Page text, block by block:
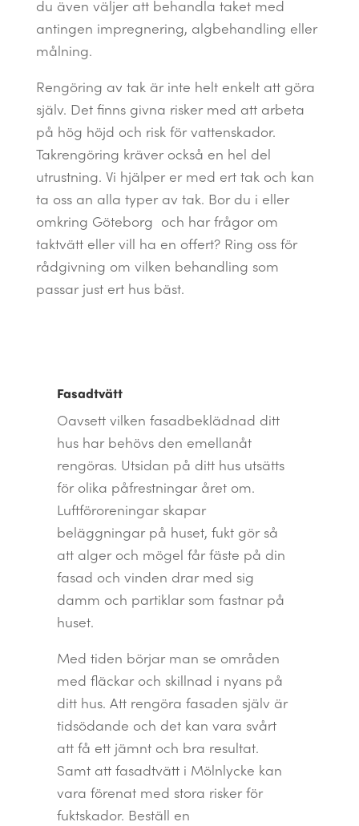
du även väljer att behandla taket med
antingen impregnering, algbehandling eller
målning.
Rengöring av tak är inte helt enkelt att göra
själv. Det finns givna risker med att arbeta
på hög höjd och risk för vattenskador.
Takrengöring kräver också en hel del
utrustning. Vi hjälper er med ert tak och kan
ta oss an alla typer av tak. Bor du i eller
omkring Göteborg och har frågor om
taktvätt eller vill ha en offert? Ring oss för
rådgivning om vilken behandling som
passar just ert hus bäst.
Fasadtvätt
Oavsett vilken fasadbeklädnad ditt
hus har behövs den emellanåt
rengöras. Utsidan på ditt hus utsätts
för olika påfrestningar året om.
Luftföroreningar skapar
beläggningar på huset, fukt gör så
att alger och mögel får fäste på din
fasad och vinden drar med sig
damm och partiklar som fastnar på
huset.
Med tiden börjar man se områden
med fläckar och skillnad i nyans på
ditt hus. Att rengöra fasaden själv är
tidsödande och det kan vara svårt
att få ett jämnt och bra resultat.
Samt att fasadtvätt i Mölnlycke kan
vara förenat med stora risker för
fuktskador. Beställ en